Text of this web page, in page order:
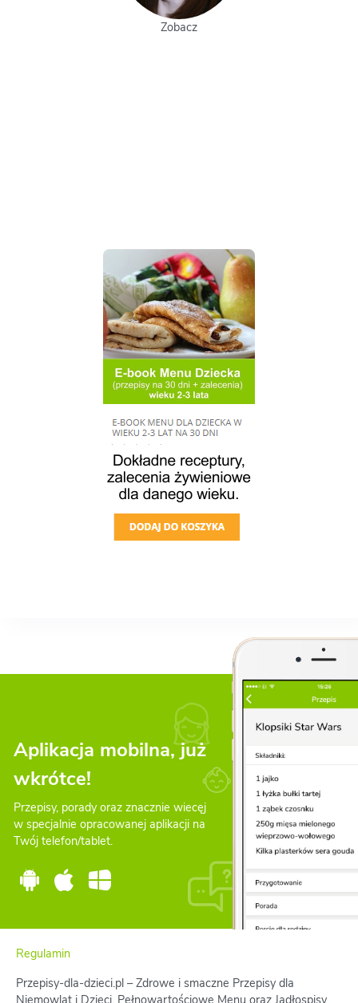
Aplikacja mobilna, już
wkrótce!
Przepisy, porady oraz znacznie wiecęj
w specjalnie opracowanej aplikacji na
Twój telefon/tablet.
Regulamin
Przepisy-dla-dzieci.pl – Zdrowe i smaczne Przepisy dla
Niemowląt i Dzieci. Pełnowartościowe Menu oraz Jadłospisy